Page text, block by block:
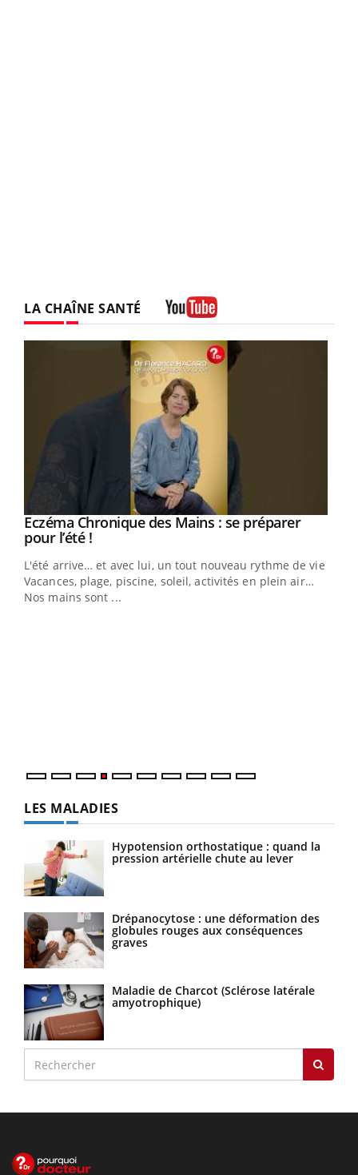
LA CHAÎNE SANTÉ
Youtube
Eczéma Chronique des Mains : se préparer
pour l’été !Youtube
L'été arrive… et avec lui, un tout nouveau rythme de vie !
Vacances, plage, piscine, soleil, activités en plein air…
Nos mains sont ...
LES MALADIES
Hypotension orthostatique : quand la
pression artérielle chute au lever
Drépanocytose : une déformation des
globules rouges aux conséquences
graves
Maladie de Charcot (Sclérose latérale
amyotrophique)